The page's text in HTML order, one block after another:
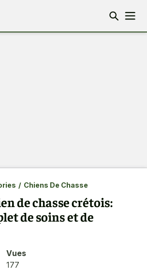
/ Chiens De Chasse
de chasse crétois:
de soins et de
Vues
177